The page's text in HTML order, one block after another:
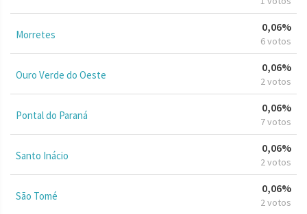
Morretes
0,06%
6 votos
Ouro Verde do Oeste
0,06%
2 votos
Pontal do Paraná
0,06%
7 votos
Santo Inácio
0,06%
2 votos
São Tomé
0,06%
2 votos